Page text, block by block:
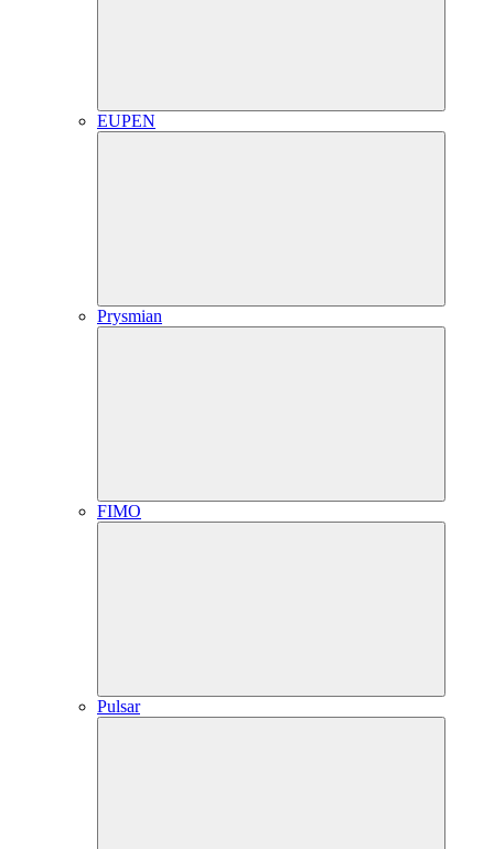
EUPEN
Prysmian
FIMO
Pulsar